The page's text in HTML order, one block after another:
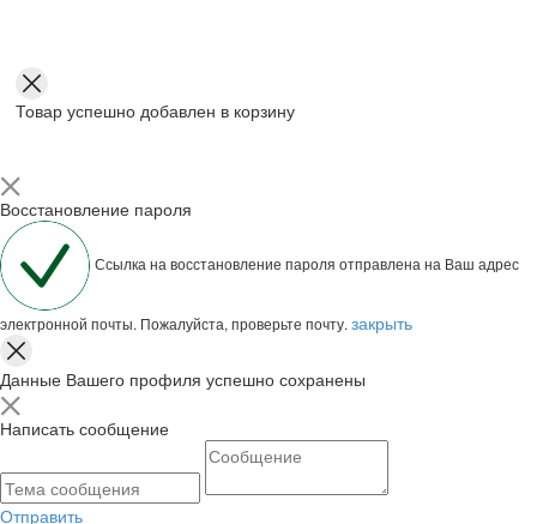
Товар успешно добавлен в корзину
Восстановление пароля
Ссылка на восстановление пароля отправлена на Ваш адрес
электронной почты. Пожалуйста, проверьте почту. закрыть
Данные Вашего профиля успешно сохранены
Написать сообщение
Отправить